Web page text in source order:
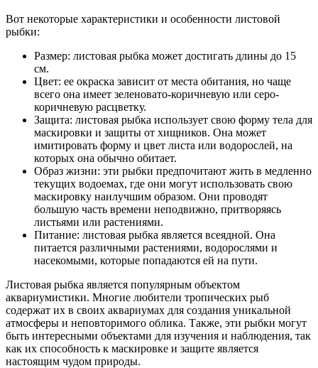
Вот некоторые характеристики и особенности листовой
рыбки:
Размер: листовая рыбка может достигать длины до 15
см.
Цвет: ее окраска зависит от места обитания, но чаще
всего она имеет зеленовато-коричневую или серо-
коричневую расцветку.
Защита: листовая рыбка использует свою форму тела для
маскировки и защиты от хищников. Она может
имитировать форму и цвет листа или водорослей, на
которых она обычно обитает.
Образ жизни: эти рыбки предпочитают жить в медленно
текущих водоемах, где они могут использовать свою
маскировку наилучшим образом. Они проводят
большую часть времени неподвижно, притворяясь
листьями или растениями.
Питание: листовая рыбка является всеядной. Она
питается различными растениями, водорослями и
насекомыми, которые попадаются ей на пути.
Листовая рыбка является популярным объектом
аквариумистики. Многие любители тропических рыб
содержат их в своих аквариумах для создания уникальной
атмосферы и неповторимого облика. Также, эти рыбки могут
быть интересными объектами для изучения и наблюдения, так
как их способность к маскировке и защите является
настоящим чудом природы.